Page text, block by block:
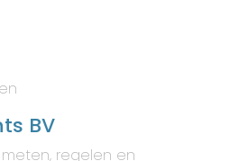
BV
regelen en